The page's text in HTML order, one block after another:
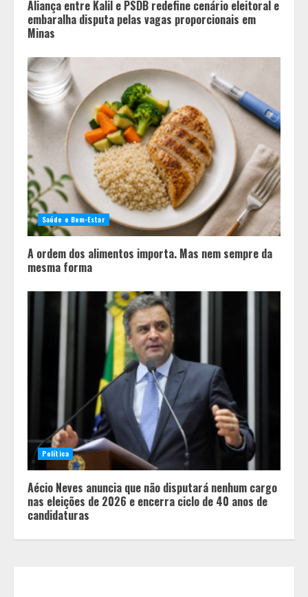
Aliança entre Kalil e PSDB redefine cenário eleitoral e
embaralha disputa pelas vagas proporcionais em
Minas
Saúde e Bem-Estar
A ordem dos alimentos importa. Mas nem sempre da
mesma forma
Política
Aécio Neves anuncia que não disputará nenhum cargo
nas eleições de 2026 e encerra ciclo de 40 anos de
candidaturas
2
Minas+Doce- Feira e Festival da
Doçaria e Confeitaria Mineira
O Bloomsday hoje: 18 horas na vida
de Dublin sob vigilância